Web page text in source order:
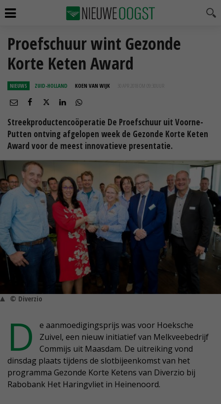
Proefschuur wint Gezonde
Korte Keten Award
NIEUWS ZUID-HOLLAND KOEN VAN WIJK 30 APR 2018 OM 09:30
Streekproductencoöperatie De Proefschuur uit Voorne-
Putten ontving afgelopen week de Gezonde Korte Keten
Award voor de meest innovatieve presentatie.
© Diverzio
D
e aanmoedigingsprijs was voor Hoeksche
Zuivel, een nieuw initiatief van Melkveebedrijf
Commijs uit Maasdam. De uitreiking vond
dinsdag plaats tijdens de slotbijeenkomst van het
programma Gezonde Korte Ketens van Diverzio bij
Rabobank Het Haringvliet in Heinenoord.